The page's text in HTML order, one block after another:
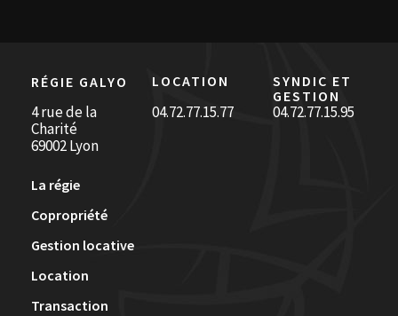
RÉGIE GALYO LOCATION
SYNDIC ET
GESTION
4 rue de la
Charité
69002 Lyon
04.72.77.15.77 04.72.77.15.95
La régie
Copropriété
Gestion locative
Location
Transaction